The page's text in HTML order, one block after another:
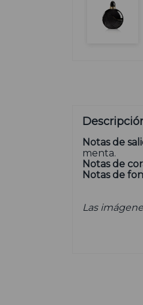
Notas de
menta.
Notas de
Notas de
Las